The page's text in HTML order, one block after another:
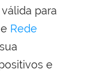
para
e Rede
e